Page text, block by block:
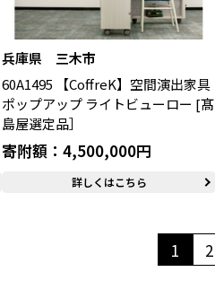
兵庫県 三木市
60A1495 【CoffreK】空間演出家具
ポップアップ ライトビューロー [髙
島屋選定品］
寄附額：4,500,000円
詳しくはこちら
1 2